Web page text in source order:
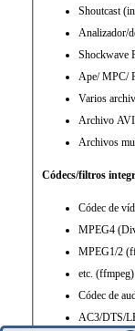
Shoutcast
Analizador/
Shockwave
Ape/ MPC/
Varios
Archivo AVI
Archivos
Códecs/filtros
Códec de
MPEG4
MPEG1/2
etc. (ffmpeg)
Códec de
AC3/DTS/